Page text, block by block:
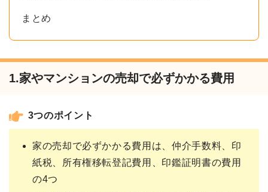
まとめ
1.家やマンションの売却で必ずかかる費用
3つのポイント
家の売却で必ずかかる費用は、仲介手数料、印
紙税、所有権移転登記費用、印鑑証明書の費用
の4つ